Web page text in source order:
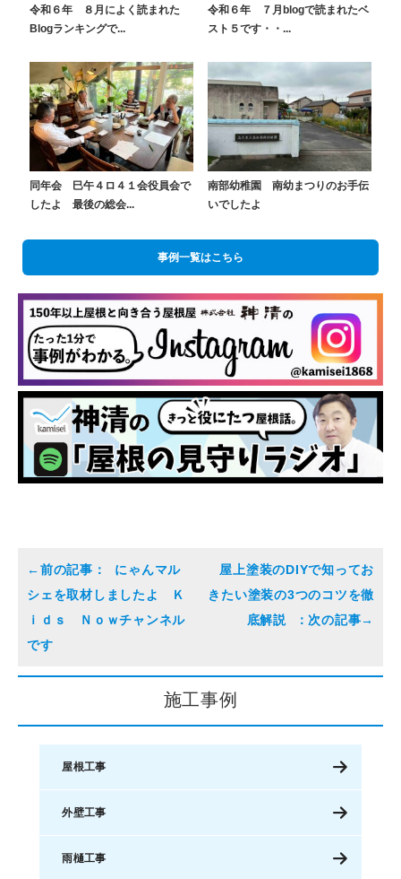
令和６年 ８月によく読まれた
Blogランキングで...
令和６年 ７月blogで読まれたベ
スト５です・・...
同年会 巳午４ロ４１会役員会で
したよ 最後の総会...
南部幼稚園 南幼まつりのお手伝
いでしたよ
事例一覧はこちら
にゃんマル
シェを取材しましたよ Ｋ
ｉｄｓ Ｎｏｗチャンネル
です
屋上塗装のDIYで知ってお
きたい塗装の3つのコツを徹
底解説
施工事例
屋根工事
外壁工事
雨樋工事